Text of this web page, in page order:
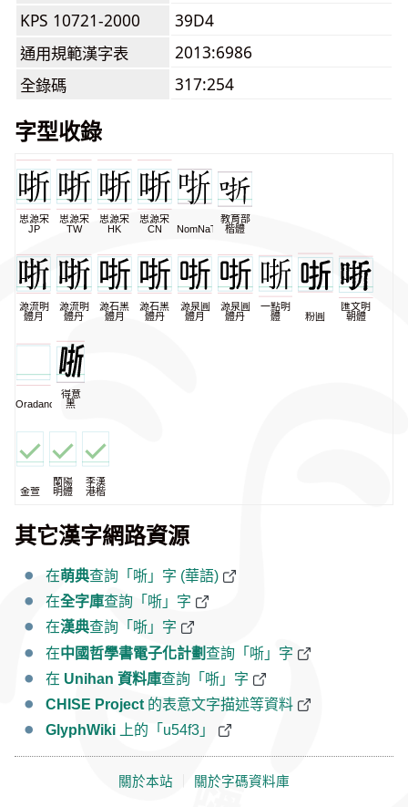
KPS 10721-2000
39D4
通用規範漢字表
2013:6986
全錄碼
317:254
字型收錄
思源宋
JP
思源宋
TW
思源宋
HK
思源宋
CN
NomNaTong
教育部
楷體
源流明
體月
源流明
體丹
源石黑
體月
源石黑
體丹
源泉圓
體月
源泉圓
體丹
一點明
體
粉圓
匯文明
朝體
Oradano
得意
黑
金萱
蘭陽
明體
李漢
港楷
其它漢字網路資源
在萌典查詢「哳」字 (華語)
在全字庫查詢「哳」字
在漢典查詢「哳」字
在中國哲學書電子化計劃查詢「哳」字
在 Unihan 資料庫查詢「哳」字
CHISE Project 的表意文字描述等資料
GlyphWiki 上的「u54f3」
關於本站 關於字碼資料庫